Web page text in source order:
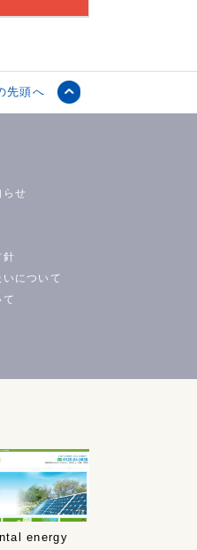
先頭へ
せ
針
について
て
energy